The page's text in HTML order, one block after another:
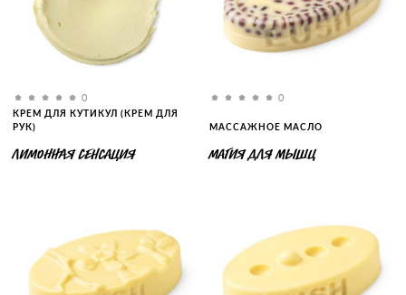
0
КРЕМ ДЛЯ КУТИКУЛ (КРЕМ ДЛЯ
РУК)
ЛИМОННАЯ СЕНСАЦИЯ
0
МАССАЖНОЕ МАСЛО
МАГИЯ ДЛЯ МЫШЦ